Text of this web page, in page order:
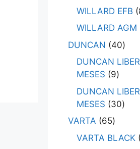
WILLARD EFB
WILLARD AGM
DUNCAN
40
DUNCAN
MESES
9
DUNCAN
MESES
30
VARTA
65
VARTA BLACK